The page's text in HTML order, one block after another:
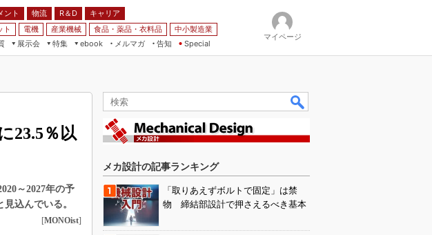
ント 物流 R＆D
キャリア
ト 電機 産業機械 食品・薬品・衣料品
中小製造業
展示会
特集
ebook
メルマガ
告知 Special
マイページ
23.5％以
～2027年の予
込んでいる。
[MONOist]
メカ設計の記事ランキング
「取りあえずボルトで固定」は禁
物 締結部設計で押さえるべき基本